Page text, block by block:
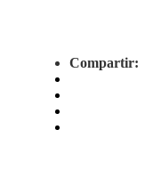
Compartir: